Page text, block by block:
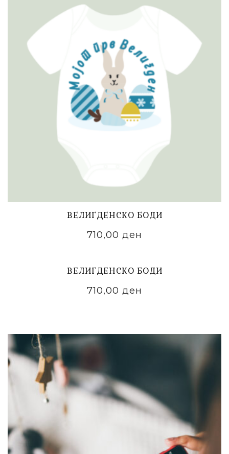
ВЕЛИГДЕНСКО БОДИ
710,00 ден
ВЕЛИГДЕНСКО БОДИ
710,00 ден